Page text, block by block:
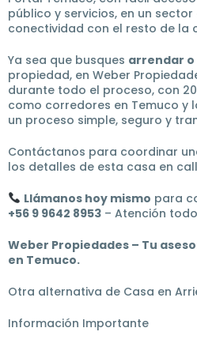
público y servicios, en un
conectividad con el resto de la
Ya sea que busques arrendar
propiedad, en Weber
durante todo el proceso, con
como corredores en Temuco y
un proceso simple, seguro y
Contáctanos para coordinar
los detalles de esta casa en
Llámanos hoy mismo para
+56 9 9642 8953 – Atención
Weber Propiedades – Tu
en Temuco.
Otra alternativa de Casa en
Información Importante